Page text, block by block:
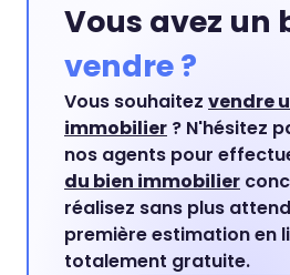
Vous avez un
vendre ?
Vous souhaitez vendre
immobilier ? N'hésitez
nos agents pour
du bien immobilier
réalisez sans plus
première estimation en
totalement gratuite.